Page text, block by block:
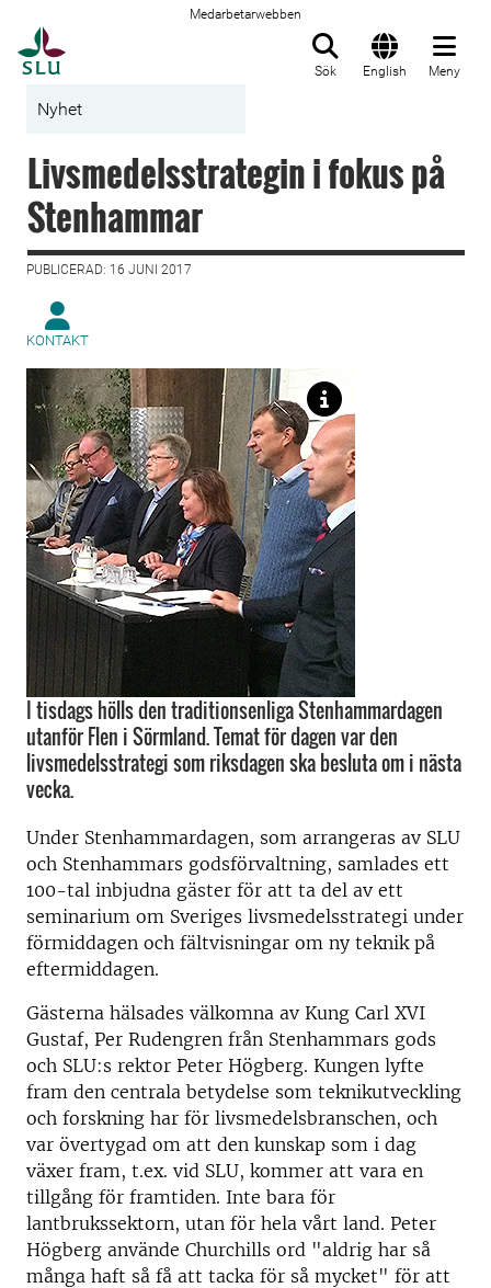
Medarbetarwebben
Sök English Meny
Nyhet
Livsmedelsstrategin i fokus på
Stenhammar
PUBLICERAD: 16 JUNI 2017
KONTAKT
I tisdags hölls den traditionsenliga Stenhammardagen
utanför Flen i Sörmland. Temat för dagen var den
livsmedelsstrategi som riksdagen ska besluta om i nästa
vecka.
Under Stenhammardagen, som arrangeras av SLU
och Stenhammars godsförvaltning, samlades ett
100-tal inbjudna gäster för att ta del av ett
seminarium om Sveriges livsmedelsstrategi under
förmiddagen och fältvisningar om ny teknik på
eftermiddagen.
Gästerna hälsades välkomna av Kung Carl XVI
Gustaf, Per Rudengren från Stenhammars gods
och SLU:s rektor Peter Högberg. Kungen lyfte
fram den centrala betydelse som teknikutveckling
och forskning har för livsmedelsbranschen, och
var övertygad om att den kunskap som i dag
växer fram, t.ex. vid SLU, kommer att vara en
tillgång för framtiden. Inte bara för
lantbrukssektorn, utan för hela vårt land. Peter
Högberg använde Churchills ord "aldrig har så
många haft så få att tacka för så mycket" för att